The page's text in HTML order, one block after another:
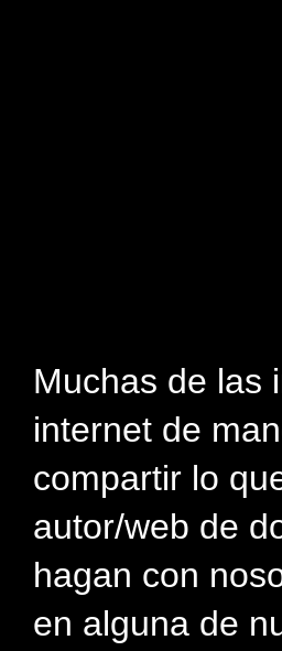
Muchas de las
internet de
compartir lo
autor/web de
hagan con
en alguna de